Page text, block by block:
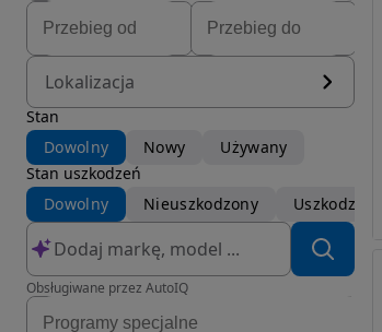
Lokalizacja
Stan
Dowolny
Nowy
Używany
Stan uszkodzeń
Dowolny
Nieuszkodzony Uszkodzony
Obsługiwane przez AutoIQ